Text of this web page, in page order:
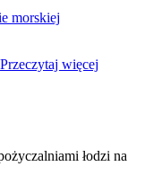
morskiej
Przeczytaj więcej
łodzi na